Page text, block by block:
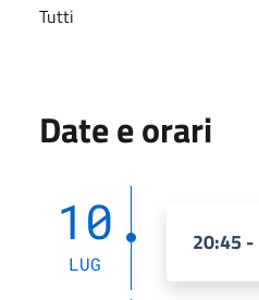
Tutti
Date e orari
10
LUG
20:45